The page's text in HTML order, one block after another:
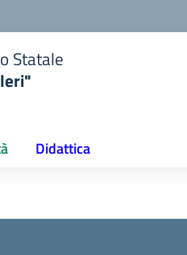
Statale
Didattica